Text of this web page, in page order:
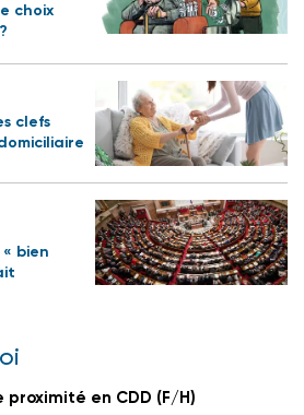
choix
clefs
bien
en CDD (F/H)